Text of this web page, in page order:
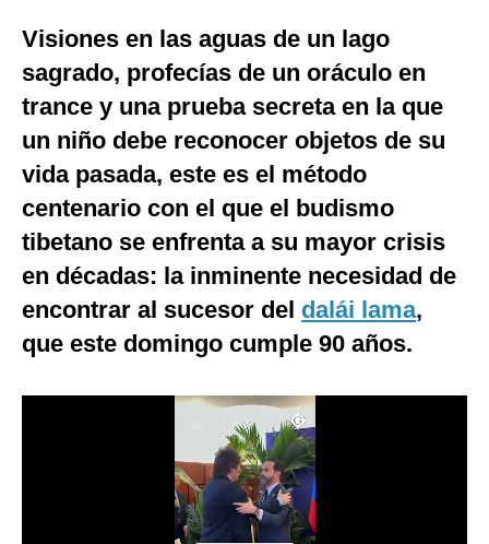
Mundo
México
España
Tecnología
Club del Suscriptor
Mix
Visiones en las aguas de un lago
sagrado, profecías de un oráculo en
trance y una prueba secreta en la que
un niño debe reconocer objetos de su
vida pasada, este es el método
centenario con el que el budismo
tibetano se enfrenta a su mayor crisis
en décadas: la inminente necesidad de
encontrar al sucesor del dalái lama,
que este domingo cumple 90 años.